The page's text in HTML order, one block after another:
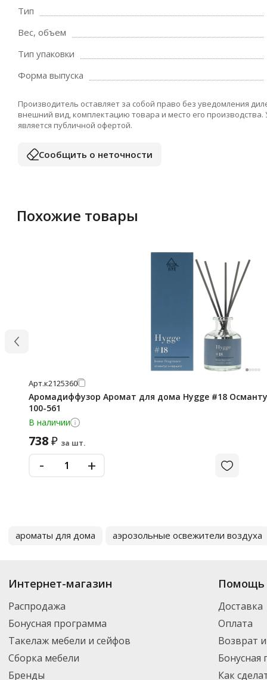
Тип
Вес, объем
Тип упаковки
Форма выпуска
Производитель оставляет за собой право без уведомления
внешний вид, комплектацию товара и место его
является публичной офертой.
Сообщить о неточности
Похожие товары
Арт.к2125360
Аромадиффузор Аромат для дома Hygge #18
100-561
В наличии
738₽ за шт.
- +
ароматы для дома аэрозольные освежители воздуха
Интернет-магазин
Распродажа
Бонусная программа
Такелаж мебели и сейфов
Сборка мебели
Бренды
Помощь
Доставка
Оплата
Возврат
Бонусная
Как